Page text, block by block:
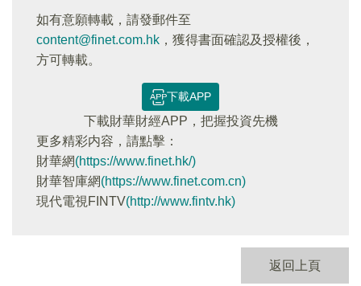
如有意願轉載，請發郵件至
content@finet.com.hk ，獲得書面確認及授權後，
方可轉載。
下載APP
下載財華財經APP，把握投資先機
更多精彩内容，請點擊：
財華網(https://www.finet.hk/)
財華智庫網(https://www.finet.com.cn)
現代電視FINTV(http://www.fintv.hk)
返回上頁